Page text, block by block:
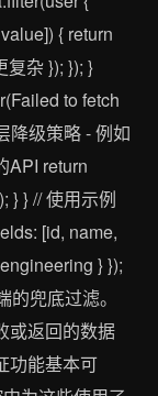
{ return
复杂 }); }); }
to fetch
降级策略 - 例如
API return
} } // 使用示例
[id, name,
} });
兜底过滤。
或返回的数据
功能基本可